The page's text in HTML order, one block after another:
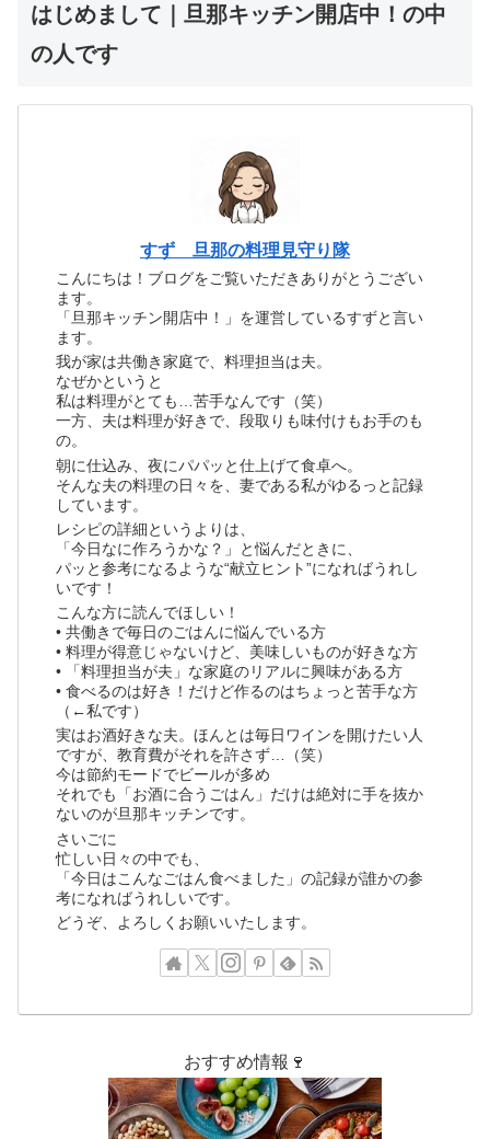
はじめまして｜旦那キッチン開店中！の中
の人です
すず 旦那の料理見守り隊
こんにちは！ブログをご覧いただきありがとうござい
ます。
「旦那キッチン開店中！」を運営しているすずと言い
ます。
我が家は共働き家庭で、料理担当は夫。
なぜかというと
私は料理がとても…苦手なんです（笑）
一方、夫は料理が好きで、段取りも味付けもお手のも
の。
朝に仕込み、夜にパパッと仕上げて食卓へ。
そんな夫の料理の日々を、妻である私がゆるっと記録
しています。
レシピの詳細というよりは、
「今日なに作ろうかな？」と悩んだときに、
パッと参考になるような“献立ヒント”になればうれし
いです！
こんな方に読んでほしい！
• 共働きで毎日のごはんに悩んでいる方
• 料理が得意じゃないけど、美味しいものが好きな方
• 「料理担当が夫」な家庭のリアルに興味がある方
• 食べるのは好き！だけど作るのはちょっと苦手な方
（←私です）
実はお酒好きな夫。ほんとは毎日ワインを開けたい人
ですが、教育費がそれを許さず…（笑）
今は節約モードでビールが多め
それでも「お酒に合うごはん」だけは絶対に手を抜か
ないのが旦那キッチンです。
さいごに
忙しい日々の中でも、
「今日はこんなごはん食べました」の記録が誰かの参
考になればうれしいです。
どうぞ、よろしくお願いいたします。
おすすめ情報🍷